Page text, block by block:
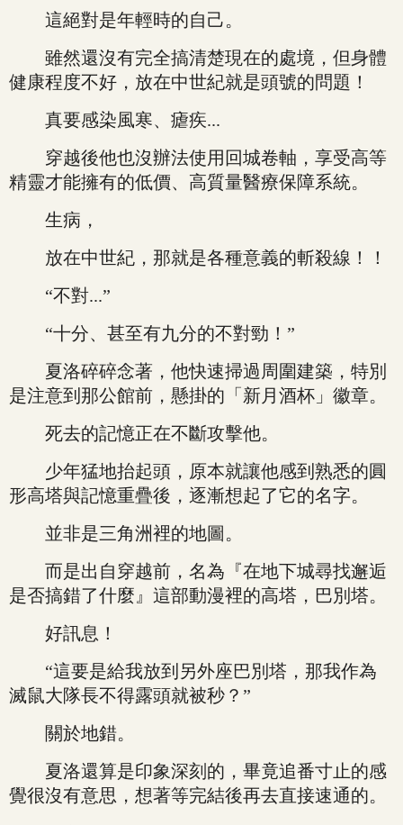
這絕對是年輕時的自己。
雖然還沒有完全搞清楚現在的處境，但身體
健康程度不好，放在中世紀就是頭號的問題！
真要感染風寒、瘧疾...
穿越後他也沒辦法使用回城卷軸，享受高等
精靈才能擁有的低價、高質量醫療保障系統。
生病，
放在中世紀，那就是各種意義的斬殺線！！
“不對...”
“十分、甚至有九分的不對勁！”
夏洛碎碎念著，他快速掃過周圍建築，特別
是注意到那公館前，懸掛的「新月酒杯」徽章。
死去的記憶正在不斷攻擊他。
少年猛地抬起頭，原本就讓他感到熟悉的圓
形高塔與記憶重疊後，逐漸想起了它的名字。
並非是三角洲裡的地圖。
而是出自穿越前，名為『在地下城尋找邂逅
是否搞錯了什麼』這部動漫裡的高塔，巴別塔。
好訊息！
“這要是給我放到另外座巴別塔，那我作為
滅鼠大隊長不得露頭就被秒？”
關於地錯。
夏洛還算是印象深刻的，畢竟追番寸止的感
覺很沒有意思，想著等完結後再去直接速通的。